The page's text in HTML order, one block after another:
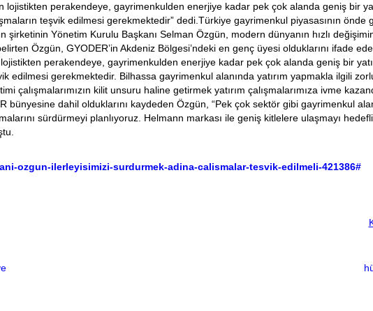
lojistikten perakendeye, gayrimenkulden enerjiye kadar pek çok alanda geniş bir
teşvik edilmesi gerekmektedir” dedi.Türkiye gayrimenkul piyasasının
şirketinin Yönetim Kurulu Başkanı Selman Özgün, modern dünyanın hızlı
Özgün, GYODER’in Akdeniz Bölgesi’ndeki en genç üyesi olduklarını ifade
perakendeye, gayrimenkulden enerjiye kadar pek çok alanda geniş bir
edilmesi gerekmektedir. Bilhassa gayrimenkul alanında yatırım yapmakla ilgili
çalışmalarımızın kilit unsuru haline getirmek yatırım çalışmalarımıza ivme
dahil olduklarını kaydeden Özgün, “Pek çok sektör gibi gayrimenkul
sürdürmeyi planlıyoruz. Helmann markası ile geniş kitlelere ulaşmayı
ozgun-ilerleyisimizi-surdurmek-adina-calismalar-tesvik-edilmeli-421386#